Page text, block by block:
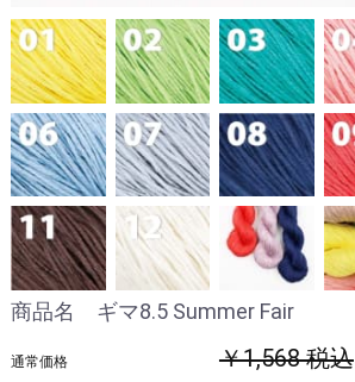
商品名 ギマ8.5 Summer Fair
通常価格 ￥1,568 税込